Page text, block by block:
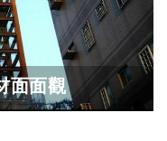
面面觀